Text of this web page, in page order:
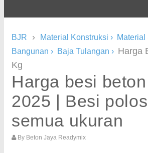
BJR › Material Konstruksi › Material
Bangunan › Baja Tulangan › Harga
Kg
Harga besi
2025 | Besi
semua ukuran
By Beton Jaya Readymix